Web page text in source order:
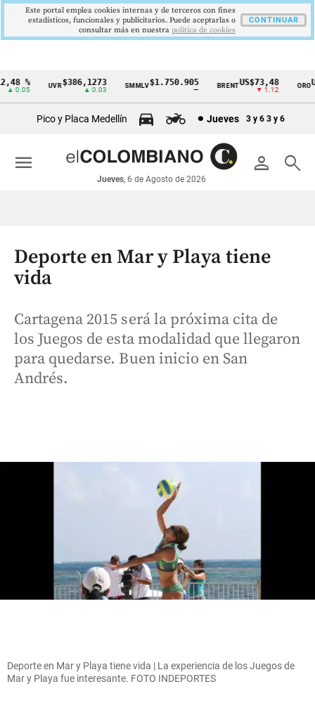
Cintillo
económicos
Colombia
%
0.05
UVR$386,1273
▲ 0.03
SMMLV$1.750.905 BRENTUS$73,48
▼ 1.12
ORO
Pico y Placa Medellín Jueves 3 y 6 3 y 6
person search
Jueves, 6 de Agosto de 2026
menu
Deporte en Mar y Playa tiene
vida
Cartagena 2015 será la próxima cita de
los Juegos de esta modalidad que llegaron
para quedarse. Buen inicio en San
Andrés.
Deporte en Mar y Playa tiene vida | La experiencia de los Juegos de
Mar y Playa fue interesante. FOTO INDEPORTES
Este portal emplea cookies internas y de terceros con fines
estadísticos, funcionales y publicitarios. Puede aceptarlas o
consultar más en nuestra politica de cookies
CONTINUAR